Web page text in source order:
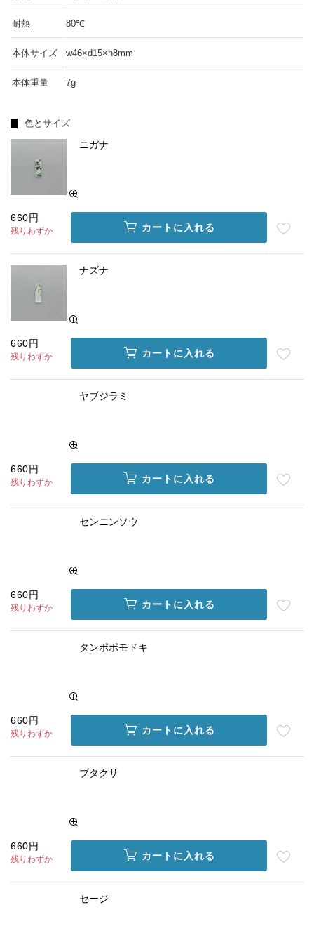
耐熱 80℃
本体サイズ w46×d15×h8mm
本体重量 7g
色とサイズ
ニガナ
660円
残りわずか カートに入れる
ナズナ
660円
残りわずか カートに入れる
ヤブジラミ
660円
残りわずか カートに入れる
センニンソウ
660円
残りわずか カートに入れる
タンポポモドキ
660円
残りわずか カートに入れる
ブタクサ
660円
残りわずか カートに入れる
セージ